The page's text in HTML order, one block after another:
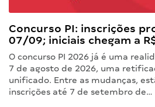
Concurso PI: inscrições
07/09; iniciais chegam a
O concurso PI 2026 já é uma
7 de agosto de 2026, uma
unificado. Entre as mudanças,
inscrições até 7 de setembro de…